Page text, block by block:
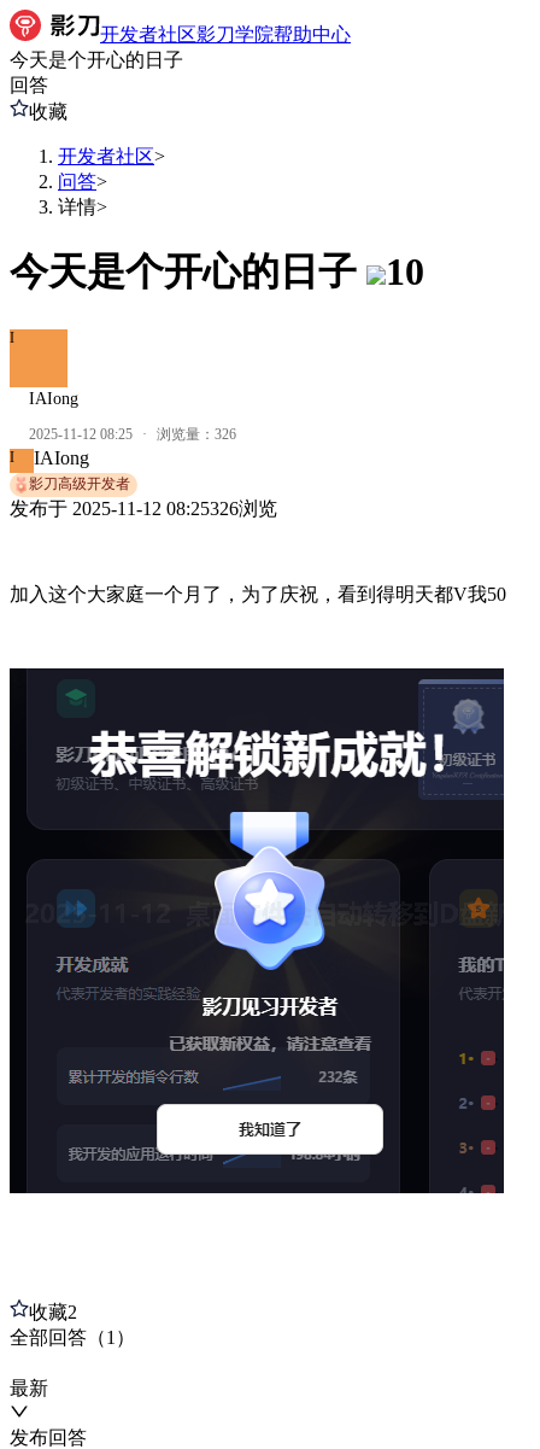
开发者社区影刀学院帮助中心
今天是个开心的日子
回答
收藏
开发者社区>
问答>
详情>
今天是个开心的日子 10
I
IAIong
2025-11-12 08:25 · 浏览量： 326
I
IAIong
影刀高级开发者
发布于 2025-11-12 08:25326浏览
加入这个大家庭一个月了，为了庆祝，看到得明天都V我50
收藏2
全部回答 （1 ）
最新
发布回答